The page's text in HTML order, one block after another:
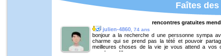
Faîtes
rencontres gratuites
julien-4860 , 74 ans
bonjour a la recherche d une perssonne sympa
charme qui se prend pas la tété et pouvoir
meilleures choses de la vie je vous attend a vos
mesdames!!!